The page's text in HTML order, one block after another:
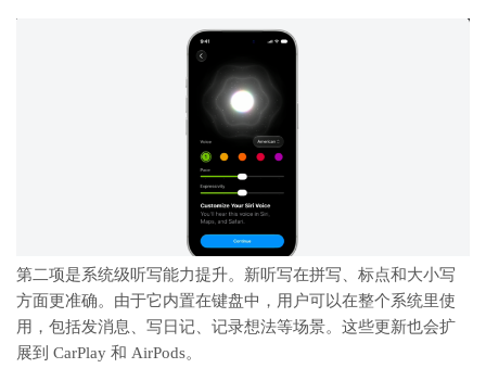
第二项是系统级听写能力提升。新听写在拼写、标点和大小写
方面更准确。由于它内置在键盘中，用户可以在整个系统里使
用，包括发消息、写日记、记录想法等场景。这些更新也会扩
展到 CarPlay 和 AirPods。